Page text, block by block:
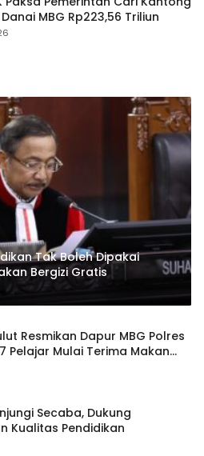
MBG Rp223,56 Triliun
Tak Boleh Dipakai
Bergizi Gratis
Resmikan Dapur MBG Polres
Pelajar Mulai Terima Makan
Secaba, Dukung
Kualitas Pendidikan